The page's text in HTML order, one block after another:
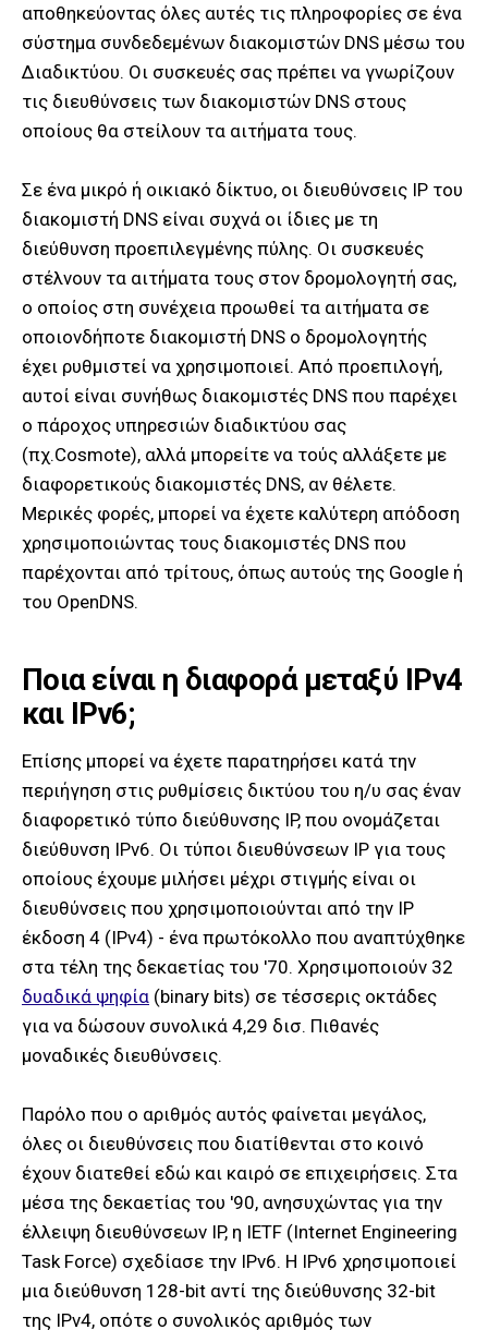
αποθηκεύοντας όλες αυτές τις πληροφορίες σε ένα
σύστημα συνδεδεμένων διακομιστών DNS μέσω του
Διαδικτύου. Οι συσκευές σας πρέπει να γνωρίζουν
τις διευθύνσεις των διακομιστών DNS στους
οποίους θα στείλουν τα αιτήματα τους.
Σε ένα μικρό ή οικιακό δίκτυο, οι διευθύνσεις IP του
διακομιστή DNS είναι συχνά οι ίδιες με τη
διεύθυνση προεπιλεγμένης πύλης. Οι συσκευές
στέλνουν τα αιτήματα τους στον δρομολογητή σας,
ο οποίος στη συνέχεια προωθεί τα αιτήματα σε
οποιονδήποτε διακομιστή DNS ο δρομολογητής
έχει ρυθμιστεί να χρησιμοποιεί. Από προεπιλογή,
αυτοί είναι συνήθως διακομιστές DNS που παρέχει
ο πάροχος υπηρεσιών διαδικτύου σας
(πχ.Cosmote), αλλά μπορείτε να τούς αλλάξετε με
διαφορετικούς διακομιστές DNS, αν θέλετε.
Μερικές φορές, μπορεί να έχετε καλύτερη απόδοση
χρησιμοποιώντας τους διακομιστές DNS που
παρέχονται από τρίτους, όπως αυτούς της Google ή
του OpenDNS.
Ποια είναι η διαφορά μεταξύ IPv4
και IPv6;
Επίσης μπορεί να έχετε παρατηρήσει κατά την
περιήγηση στις ρυθμίσεις δικτύου του η/υ σας έναν
διαφορετικό τύπο διεύθυνσης IP, που ονομάζεται
διεύθυνση IPv6. Οι τύποι διευθύνσεων IP για τους
οποίους έχουμε μιλήσει μέχρι στιγμής είναι οι
διευθύνσεις που χρησιμοποιούνται από την IP
έκδοση 4 (IPv4) - ένα πρωτόκολλο που αναπτύχθηκε
στα τέλη της δεκαετίας του '70. Χρησιμοποιούν 32
δυαδικά ψηφία (binary bits) σε τέσσερις οκτάδες
για να δώσουν συνολικά 4,29 δισ. Πιθανές
μοναδικές διευθύνσεις.
Παρόλο που ο αριθμός αυτός φαίνεται μεγάλος,
όλες οι διευθύνσεις που διατίθενται στο κοινό
έχουν διατεθεί εδώ και καιρό σε επιχειρήσεις. Στα
μέσα της δεκαετίας του '90, ανησυχώντας για την
έλλειψη διευθύνσεων IP, η ΙΕΤF (Internet Engineering
Task Force) σχεδίασε την IPv6. Η IPv6 χρησιμοποιεί
μια διεύθυνση 128-bit αντί της διεύθυνσης 32-bit
της IPv4, οπότε ο συνολικός αριθμός των